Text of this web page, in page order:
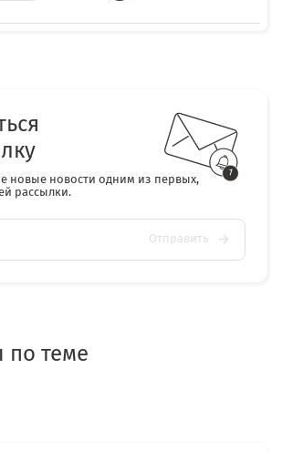
новые новости одним из первых,
рассылки.
Отправить
по теме